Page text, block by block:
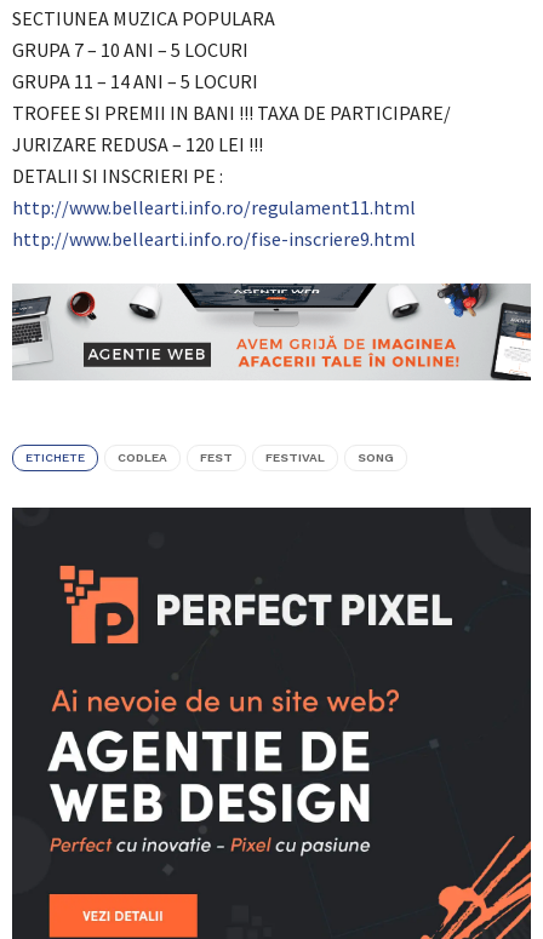
SECTIUNEA MUZICA POPULARA
GRUPA 7 – 10 ANI – 5 LOCURI
GRUPA 11 – 14 ANI – 5 LOCURI
TROFEE SI PREMII IN BANI !!! TAXA DE PARTICIPARE/
JURIZARE REDUSA – 120 LEI !!!
DETALII SI INSCRIERI PE :
http://www.bellearti.info.ro/regulament11.html
http://www.bellearti.info.ro/fise-inscriere9.html
ETICHETE CODLEA FEST FESTIVAL SONG